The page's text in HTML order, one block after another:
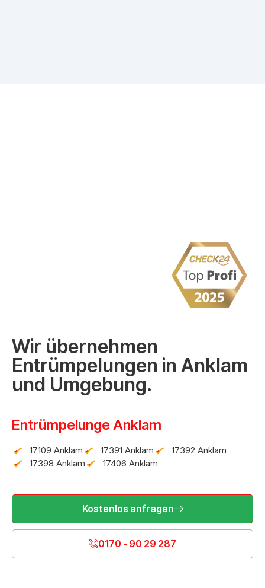
Wir übernehmen
Entrümpelungen in Anklam
und Umgebung.
Entrümpelunge Anklam
17109 Anklam 17391 Anklam
17392 Anklam
17398 Anklam
17406 Anklam
Kostenlos anfragen
0170 - 90 29 287